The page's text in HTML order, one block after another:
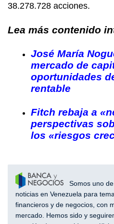
38.278.728 acciones.
Lea más contenido
José María
mercado de
oportunidades
rentable
Fitch rebaja a
perspectivas
los «riesgos
Somos uno
noticias en Venezuela para
financieros y de negocios, con
mercado. Hemos sido y